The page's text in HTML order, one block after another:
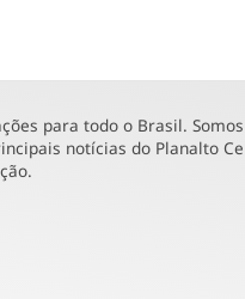
para todo o Brasil.
notícias do Planalto